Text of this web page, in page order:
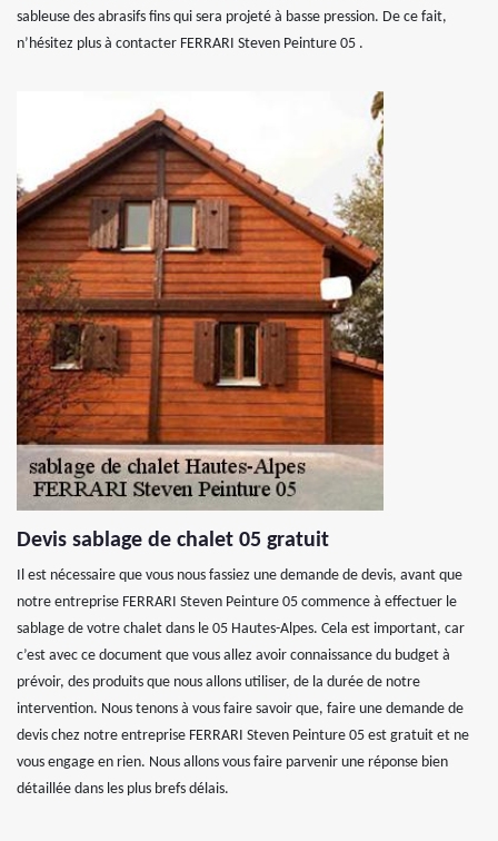
sableuse des abrasifs fins qui sera projeté à basse pression. De ce fait,
n’hésitez plus à contacter FERRARI Steven Peinture 05 .
Devis sablage de chalet 05 gratuit
Il est nécessaire que vous nous fassiez une demande de devis, avant que
notre entreprise FERRARI Steven Peinture 05 commence à effectuer le
sablage de votre chalet dans le 05 Hautes-Alpes. Cela est important, car
c’est avec ce document que vous allez avoir connaissance du budget à
prévoir, des produits que nous allons utiliser, de la durée de notre
intervention. Nous tenons à vous faire savoir que, faire une demande de
devis chez notre entreprise FERRARI Steven Peinture 05 est gratuit et ne
vous engage en rien. Nous allons vous faire parvenir une réponse bien
détaillée dans les plus brefs délais.